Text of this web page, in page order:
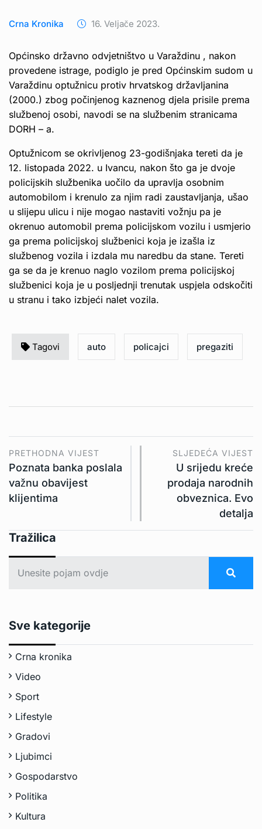
Crna Kronika 16. Veljače 2023.
Općinsko državno odvjetništvo u Varaždinu , nakon
provedene istrage, podiglo je pred Općinskim sudom u
Varaždinu optužnicu protiv hrvatskog državljanina
(2000.) zbog počinjenog kaznenog djela prisile prema
službenoj osobi, navodi se na službenim stranicama
DORH – a.
Optužnicom se okrivljenog 23-godišnjaka tereti da je
12. listopada 2022. u Ivancu, nakon što ga je dvoje
policijskih službenika uočilo da upravlja osobnim
automobilom i krenulo za njim radi zaustavljanja, ušao
u slijepu ulicu i nije mogao nastaviti vožnju pa je
okrenuo automobil prema policijskom vozilu i usmjerio
ga prema policijskoj službenici koja je izašla iz
službenog vozila i izdala mu naredbu da stane. Tereti
ga se da je krenuo naglo vozilom prema policijskoj
službenici koja je u posljednji trenutak uspjela odskočiti
u stranu i tako izbjeći nalet vozila.
Tagovi auto policajci pregaziti
PRETHODNA VIJEST
Poznata banka poslala
važnu obavijest
klijentima
SLJEDEĆA VIJEST
U srijedu kreće
prodaja narodnih
obveznica. Evo
detalja
Tražilica
Sve kategorije
Crna kronika
Video
Sport
Lifestyle
Gradovi
Ljubimci
Gospodarstvo
Politika
Kultura